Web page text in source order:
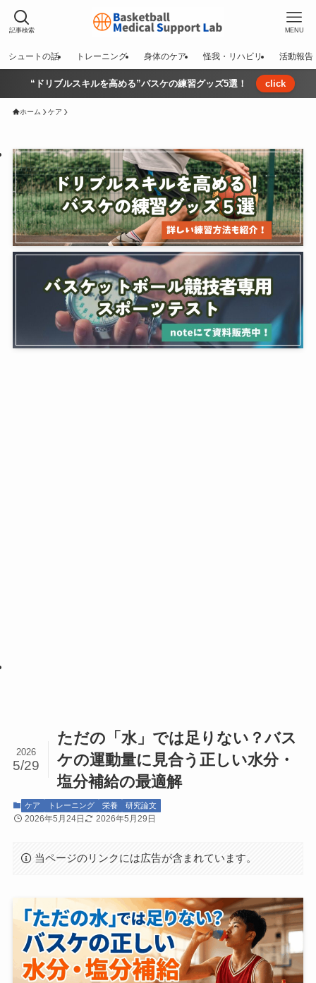
記事検索 MENU
シュートの話 トレーニング 身体のケア 怪我・リハビリ 活動報告
“ドリブルスキルを高める”バスケの練習グッズ5選！ click
ホーム ケア
ただの「水」では足りない？バス
ケの運動量に見合う正しい水分・
塩分補給の最適解
2026
5/29
ケア トレーニング 栄養 研究論文
2026年5月24日 2026年5月29日
当ページのリンクには広告が含まれています。